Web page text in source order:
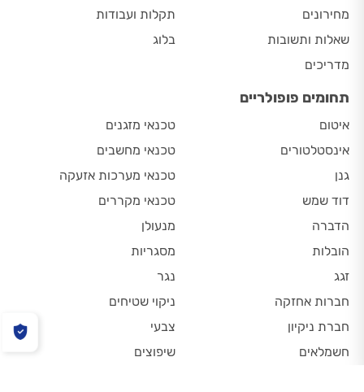
מחירונים
שאלות ותשובות
מדריכים
תקלות ועבודות
בלוג
תחומים פופולריים
איטום
אינסטלטורים
גנן
דוד שמש
הדברה
הובלות
זגג
חברות אחזקה
חברת ניקיון
חשמלאים
טכנאי מזגנים
טכנאי מחשבים
טכנאי מערכות אזעקה
טכנאי מקררים
מנעולן
מסגריות
נגר
ניקוי שטיחים
צבעי
שיפוצים